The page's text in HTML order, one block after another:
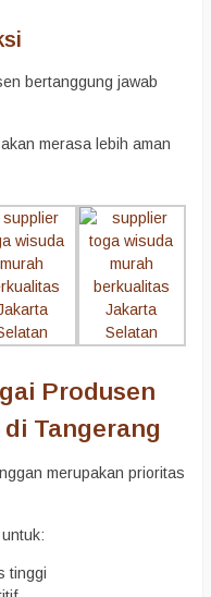
bertanggung jawab
merasa lebih aman
Produsen
Tangerang
merupakan prioritas
tinggi